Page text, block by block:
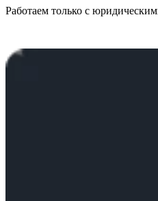
Работаем только с